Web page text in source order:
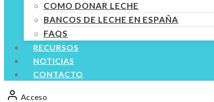
COMO DONAR LECHE
BANCOS DE LECHE EN ESPAÑA
FAQS
RECURSOS
NOTICIAS
CONTACTO
Acceso